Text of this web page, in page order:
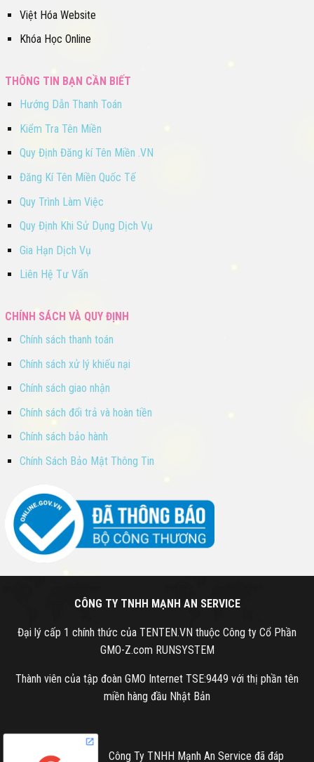
Việt Hóa Website
Khóa Học Online
THÔNG TIN BẠN CẦN BIẾT
Hướng Dẫn Thanh Toán
Kiểm Tra Tên Miền
Quy Định Đăng kí Tên Miền .VN
Đăng Kí Tên Miền Quốc Tế
Quy Trình Làm Việc
Quy Định Khi Sử Dụng Dịch Vụ
Gia Hạn Dịch Vụ
Liên Hệ Tư Vấn
CHÍNH SÁCH VÀ QUY ĐỊNH
Chính sách thanh toán
Chính sách xử lý khiếu nại
Chính sách giao nhận
Chính sách đổi trả và hoàn tiền
Chính sách bảo hành
Chính Sách Bảo Mật Thông Tin
CÔNG TY TNHH MẠNH AN SERVICE
Đại lý cấp 1 chính thức của TENTEN.VN thuộc Công ty Cổ Phần
GMO-Z.com RUNSYSTEM
Thành viên của tập đoàn GMO Internet TSE:9449 với thị phần tên
miền hàng đầu Nhật Bản
Công Ty TNHH Mạnh An Service đã đáp